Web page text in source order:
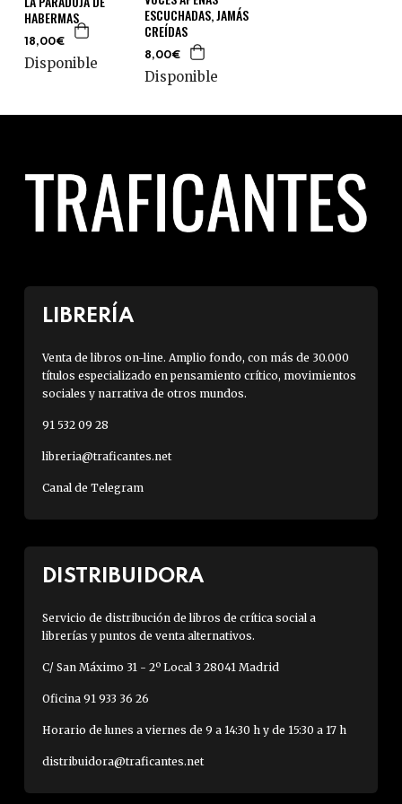
HABERMAS
18,00€
Disponible
ESCUCHADAS, JAMÁS
CREÍDAS
8,00€
Disponible
LIBRERÍA
Venta de libros on-line. Amplio fondo, con más de 30.000
títulos especializado en pensamiento crítico, movimientos
sociales y narrativa de otros mundos.
91 532 09 28
libreria@traficantes.net
Canal de Telegram
DISTRIBUIDORA
Servicio de distribución de libros de crítica social a
librerías y puntos de venta alternativos.
C/ San Máximo 31 - 2º Local 3 28041 Madrid
Oficina 91 933 36 26
Horario de lunes a viernes de 9 a 14:30 h y de 15:30 a 17 h
distribuidora@traficantes.net